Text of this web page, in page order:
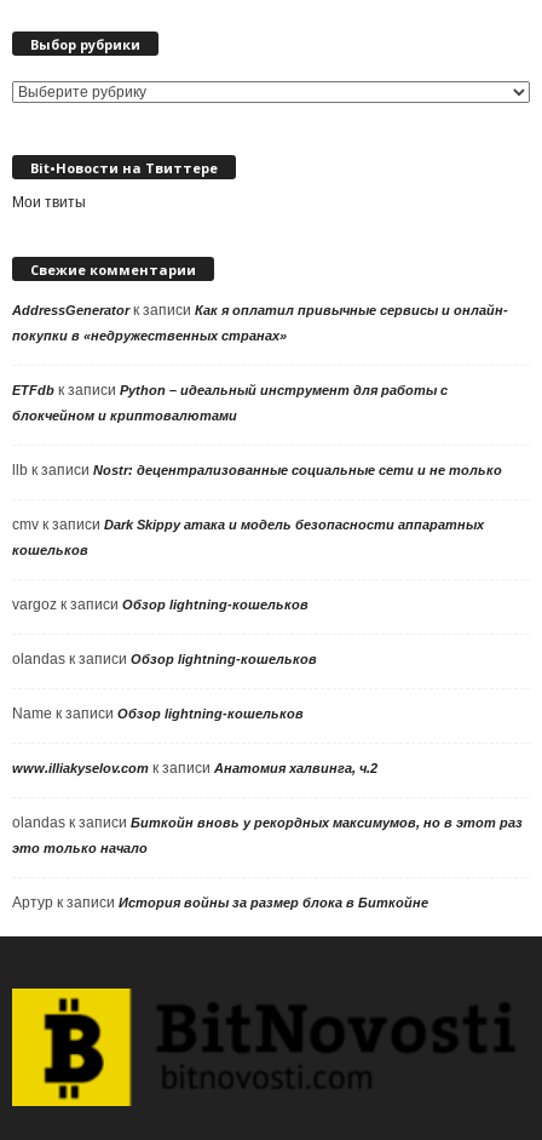
Выбор рубрики
Выбор
Bit•Новости на Твиттере
Мои твиты
Свежие комментарии
AddressGeneratorк записи Как я оплатил привычные сервисы и онлайн-
покупки в «недружественных странах»
ETFdb к записи Python – идеальный инструмент для работы с
блокчейном и криптовалютами
llb к записи Nostr: децентрализованные социальные сети и не только
cmv к записи Dark Skippy атака и модель безопасности аппаратных
кошельков
vargoz к записи Обзор lightning-кошельков
olandas к записи Обзор lightning-кошельков
Name к записи Обзор lightning-кошельков
www.illiakyselov.com к записи Анатомия халвинга, ч.2
olandas к записи Биткойн вновь у рекордных максимумов, но в этот раз
это только начало
Артур к записи История войны за размер блока в Биткойне